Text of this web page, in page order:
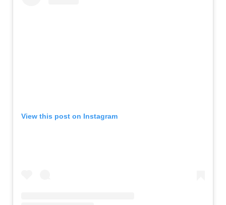
View this post on Instagram